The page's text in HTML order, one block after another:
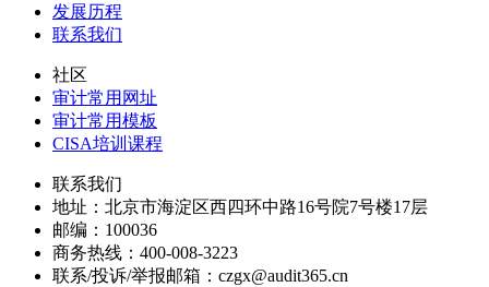
发展历程
联系我们
社区
审计常用网址
审计常用模板
CISA培训课程
联系我们
地址： 北京市海淀区西四环中路16号院7号楼17层
邮编： 100036
商务热线： 400-008-3223
联系/投诉/举报邮箱： czgx@audit365.cn